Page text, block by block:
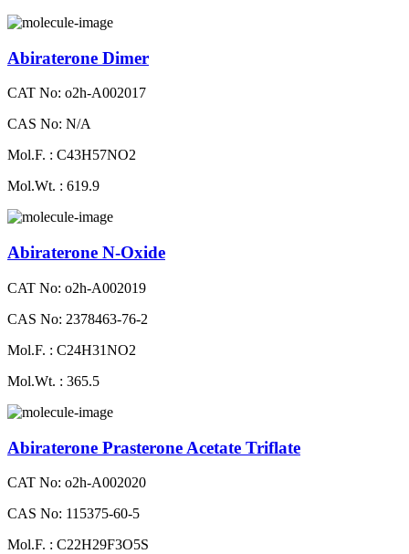
Abiraterone Dimer
CAT No: o2h-A002017
CAS No: N/A
Mol.F. : C43H57NO2
Mol.Wt. : 619.9
Abiraterone N-Oxide
CAT No: o2h-A002019
CAS No: 2378463-76-2
Mol.F. : C24H31NO2
Mol.Wt. : 365.5
Abiraterone Prasterone Acetate Triflate
CAT No: o2h-A002020
CAS No: 115375-60-5
Mol.F. : C22H29F3O5S